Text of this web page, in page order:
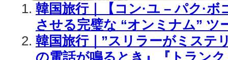
韓国旅行｜【コン·ユ – パク·
させる完璧な “オンミナム” ツ
韓国旅行｜”スリラーがミステ
の電話が鳴るとき』『トラン